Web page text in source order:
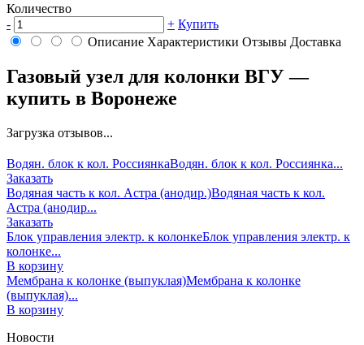
Количество
-
+ Купить
Описание Характеристики Отзывы Доставка
Газовый узел для колонки ВГУ —
купить в Воронеже
Загрузка отзывов...
Водян. блок к кол. РоссиянкаВодян. блок к кол. Россиянка...
Заказать
Водяная часть к кол. Астра (анодир.)Водяная часть к кол.
Астра (анодир...
Заказать
Блок управления электр. к колонкеБлок управления электр. к
колонке...
В корзину
Мембрана к колонке (выпуклая)Мембрана к колонке
(выпуклая)...
В корзину
Новости